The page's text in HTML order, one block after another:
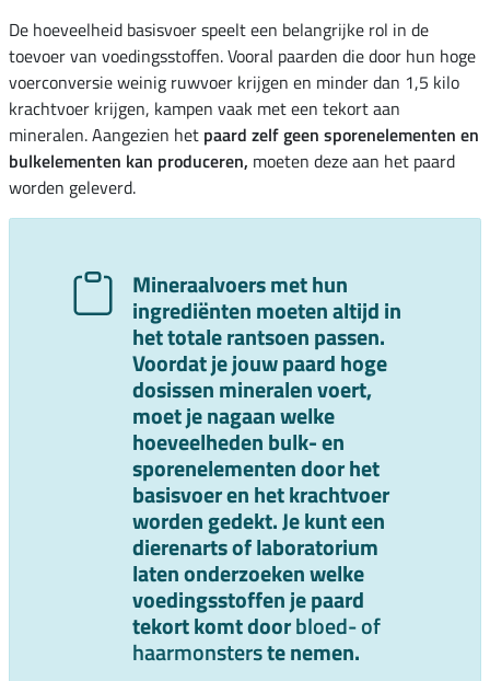
De hoeveelheid basisvoer speelt een belangrijke rol in de
toevoer van voedingsstoffen. Vooral paarden die door hun hoge
voerconversie weinig ruwvoer krijgen en minder dan 1,5 kilo
krachtvoer krijgen, kampen vaak met een tekort aan
mineralen. Aangezien het paard zelf geen sporenelementen en
bulkelementen kan produceren, moeten deze aan het paard
worden geleverd.
Mineraalvoers met hun
ingrediënten moeten altijd in
het totale rantsoen passen.
Voordat je jouw paard hoge
dosissen mineralen voert,
moet je nagaan welke
hoeveelheden bulk- en
sporenelementen door het
basisvoer en het krachtvoer
worden gedekt. Je kunt een
dierenarts of laboratorium
laten onderzoeken welke
voedingsstoffen je paard
tekort komt doorbloed- of
haarmonsterste nemen.